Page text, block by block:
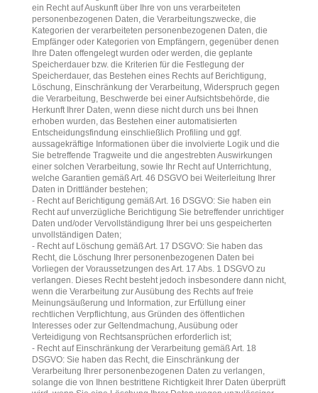
ein Recht auf Auskunft über Ihre von uns verarbeiteten
personenbezogenen Daten, die Verarbeitungszwecke, die
Kategorien der verarbeiteten personenbezogenen Daten, die
Empfänger oder Kategorien von Empfängern, gegenüber denen
Ihre Daten offengelegt wurden oder werden, die geplante
Speicherdauer bzw. die Kriterien für die Festlegung der
Speicherdauer, das Bestehen eines Rechts auf Berichtigung,
Löschung, Einschränkung der Verarbeitung, Widerspruch gegen
die Verarbeitung, Beschwerde bei einer Aufsichtsbehörde, die
Herkunft Ihrer Daten, wenn diese nicht durch uns bei Ihnen
erhoben wurden, das Bestehen einer automatisierten
Entscheidungsfindung einschließlich Profiling und ggf.
aussagekräftige Informationen über die involvierte Logik und die
Sie betreffende Tragweite und die angestrebten Auswirkungen
einer solchen Verarbeitung, sowie Ihr Recht auf Unterrichtung,
welche Garantien gemäß Art. 46 DSGVO bei Weiterleitung Ihrer
Daten in Drittländer bestehen;
- Recht auf Berichtigung gemäß Art. 16 DSGVO: Sie haben ein
Recht auf unverzügliche Berichtigung Sie betreffender unrichtiger
Daten und/oder Vervollständigung Ihrer bei uns gespeicherten
unvollständigen Daten;
- Recht auf Löschung gemäß Art. 17 DSGVO: Sie haben das
Recht, die Löschung Ihrer personenbezogenen Daten bei
Vorliegen der Voraussetzungen des Art. 17 Abs. 1 DSGVO zu
verlangen. Dieses Recht besteht jedoch insbesondere dann nicht,
wenn die Verarbeitung zur Ausübung des Rechts auf freie
Meinungsäußerung und Information, zur Erfüllung einer
rechtlichen Verpflichtung, aus Gründen des öffentlichen
Interesses oder zur Geltendmachung, Ausübung oder
Verteidigung von Rechtsansprüchen erforderlich ist;
- Recht auf Einschränkung der Verarbeitung gemäß Art. 18
DSGVO: Sie haben das Recht, die Einschränkung der
Verarbeitung Ihrer personenbezogenen Daten zu verlangen,
solange die von Ihnen bestrittene Richtigkeit Ihrer Daten überprüft